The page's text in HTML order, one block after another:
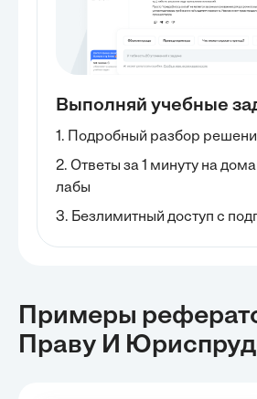
Выполняй учебные
1. Подробный разбор
2. Ответы за 1 минуту на
лабы
3. Безлимитный доступ с
Примеры
Праву И